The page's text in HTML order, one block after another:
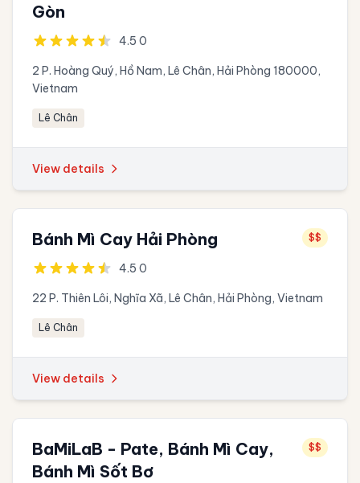
Gòn
4.5 0
2 P. Hoàng Quý, Hồ Nam, Lê Chân, Hải Phòng 180000,
Vietnam
Lê Chân
View details
Bánh Mì Cay Hải Phòng $$
4.5 0
22 P. Thiên Lôi, Nghĩa Xã, Lê Chân, Hải Phòng, Vietnam
Lê Chân
View details
BaMiLaB - Pate, Bánh Mì Cay,
Bánh Mì Sốt Bơ
$$